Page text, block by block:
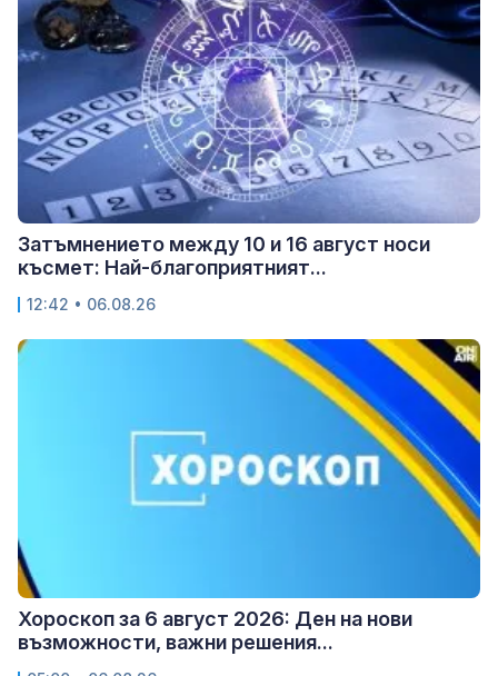
Затъмнението между 10 и 16 август носи
късмет: Най-благоприятният...
12:42 • 06.08.26
Хороскоп за 6 август 2026: Ден на нови
възможности, важни решения...